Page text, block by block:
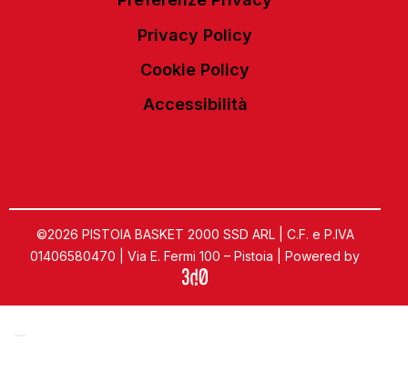
Privacy Policy
Cookie Policy
Accessibilità
©2026 PISTOIA BASKET 2000 SSD ARL | C.F. e P.IVA
01406580470 | Via E. Fermi 100 – Pistoia | Powered by